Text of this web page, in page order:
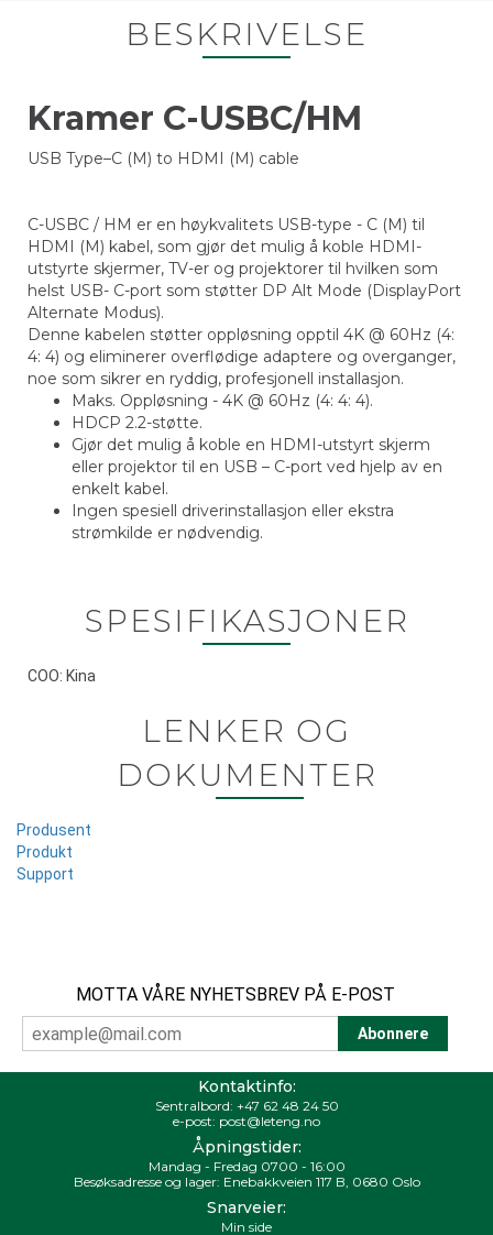
BESKRIVELSE
Kramer C-USBC/HM
USB Type–C (M) to HDMI (M) cable
C-USBC / HM er en høykvalitets USB-type - C (M) til
HDMI (M) kabel, som gjør det mulig å koble HDMI-
utstyrte skjermer, TV-er og projektorer til hvilken som
helst USB- C-port som støtter DP Alt Mode (DisplayPort
Alternate Modus).
Denne kabelen støtter oppløsning opptil 4K @ 60Hz (4:
4: 4) og eliminerer overflødige adaptere og overganger,
noe som sikrer en ryddig, profesjonell installasjon.
Maks. Oppløsning - 4K @ 60Hz (4: 4: 4).
HDCP 2.2-støtte.
Gjør det mulig å koble en HDMI-utstyrt skjerm
eller projektor til en USB – C-port ved hjelp av en
enkelt kabel.
Ingen spesiell driverinstallasjon eller ekstra
strømkilde er nødvendig.
SPESIFIKASJONER
COO: Kina
LENKER OG
DOKUMENTER
Produsent
Produkt
Support
MOTTA VÅRE NYHETSBREV PÅ E-POST
Kontaktinfo:
Sentralbord: +47 62 48 24 50
e-post: post@leteng.no
Åpningstider:
Mandag - Fredag 0700 - 16:00
Besøksadresse og lager: Enebakkveien 117 B, 0680 Oslo
Snarveier:
Min side